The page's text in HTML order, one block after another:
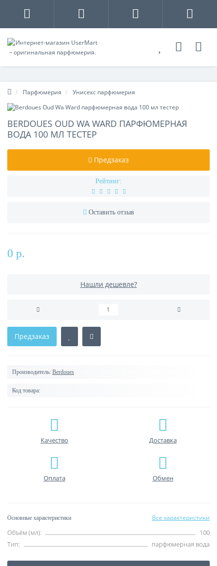
Парфюмерия Унисекс парфюмерия
BERDOUES OUD WA WARD ПАРФЮМЕРНАЯ
ВОДА 100 МЛ ТЕСТЕР
Предзаказ
Рейтинг:
Оставить отзыв
0 р.
Нашли дешевле?
Предзаказ
Производитель: Berdoues
Код товара:
Качество Доставка
Оплата Обмен
Основные характеристики Все характеристики
Объём (мл):
100
Тип:
парфюмерная вода